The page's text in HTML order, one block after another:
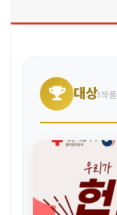
대상1작품